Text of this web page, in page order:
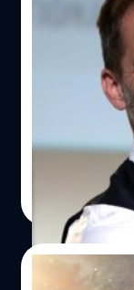
Zack
Punch’ ถึ
หนังเรื่องอื่
แซ็ก สไนเดอร์
Punch' อีหนูดุ
ประภาส อยู่เย็น|
Read More
02/12/2023